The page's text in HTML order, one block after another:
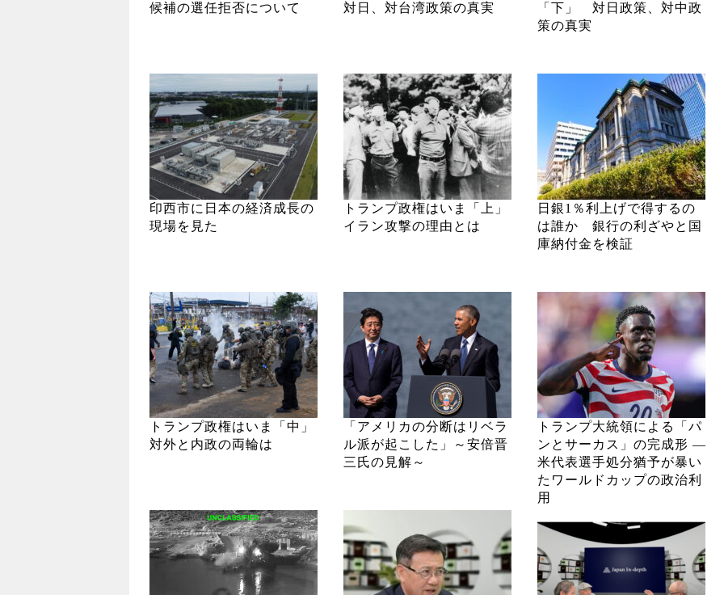
候補の選任拒否について
対日、対台湾政策の真実
「下」 対日政策、対中政
策の真実
印西市に日本の経済成長の
現場を見た
トランプ政権はいま「上」
イラン攻撃の理由とは
日銀1％利上げで得するの
は誰か 銀行の利ざやと国
庫納付金を検証
トランプ政権はいま「中」
対外と内政の両輪は
「アメリカの分断はリベラ
ル派が起こした」～安倍晋
三氏の見解～
トランプ大統領による「パ
ンとサーカス」の完成形 ―
米代表選手処分猶予が暴い
たワールドカップの政治利
用